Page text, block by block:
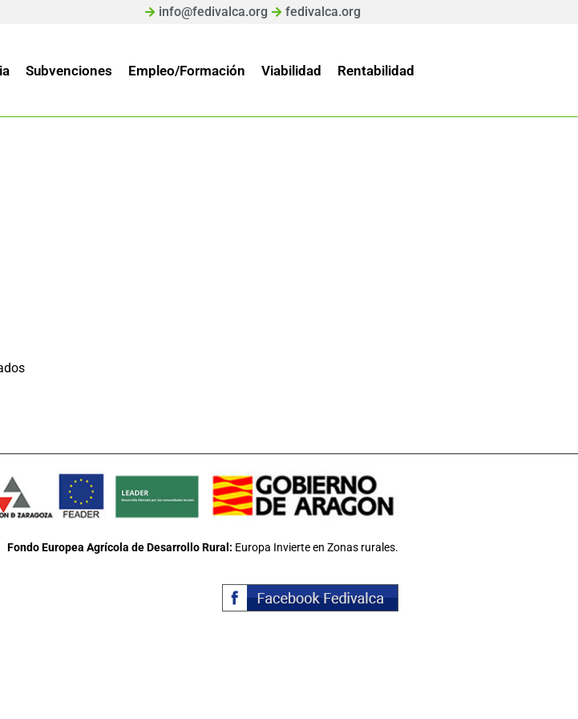
info@fedivalca.org fedivalca.org
Subvenciones Empleo/Formación Viabilidad Rentabilidad
Fondo Europea Agrícola de Desarrollo Rural: Europa Invierte en Zonas rurales.